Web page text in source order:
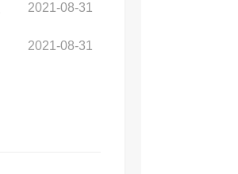
2021-08-31
2021-08-31